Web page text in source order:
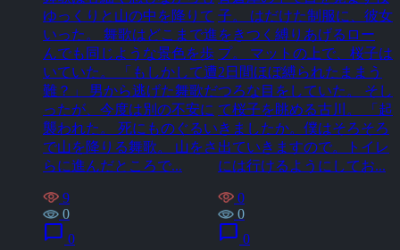
ゆっくりと山の中を降りて
いった。 舞歌はどこまで進
んでも同じような景色を歩
いていた。 「もしかして遭
難？」 男から逃げた舞歌だ
ったが、今度は別の不安に
襲われた。 死にものぐるい
で山を降りる舞歌。 山をさ
らに進んだところで...
9
0
chat_bubble 0
子。 はだけた制服に、彼女
をきつく縛りあげるロー
プ。 マットの上で、桜子は
2日間ほぼ縛られたままう
つろな目をしていた。 そし
て桜子を眺める古川。 「起
きましたか。僕はそろそろ
出ていきますので。トイレ
には行けるようにしてお...
0
0
chat_bubble 0